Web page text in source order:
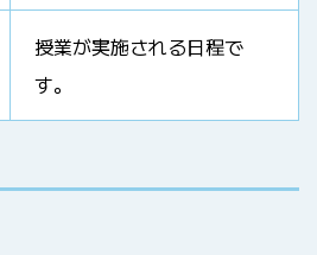
授業が実施される日程で
す。